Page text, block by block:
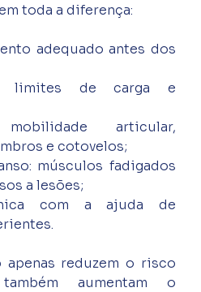
toda a diferença:
adequado antes dos
limites de carga e
articular,
e cotovelos;
músculos fadigados
a lesões;
com a ajuda de
apenas reduzem o risco
aumentam o